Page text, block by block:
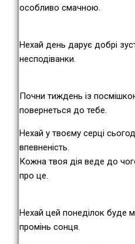
особливо смачною.
Нехай день дарує добрі
несподіванки.
Почни тиждень із
повернеться до тебе.
Нехай у твоєму серці
впевненість.
Кожна твоя дія веде до
про це.
Нехай цей понеділок буде
промінь сонця.